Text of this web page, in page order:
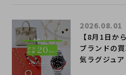
【8月1日か
ブランドの
気ラグジュ
2026.08.01